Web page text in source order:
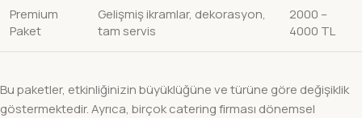
Premium
Paket
Gelişmiş ikramlar, dekorasyon,
tam servis
2000 –
4000 TL
Bu paketler, etkinliğinizin büyüklüğüne ve türüne göre değişiklik
göstermektedir. Ayrıca, birçok catering firması dönemsel